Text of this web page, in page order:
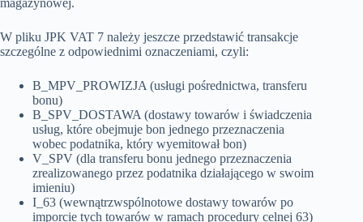
W pliku JPK VAT 7 należy jeszcze przedstawić transakcje
szczególne z odpowiednimi oznaczeniami, czyli:
B_MPV_PROWIZJA (usługi pośrednictwa, transferu
bonu)
B_SPV_DOSTAWA (dostawy towarów i świadczenia
usług, które obejmuje bon jednego przeznaczenia
wobec podatnika, który wyemitował bon)
V_SPV (dla transferu bonu jednego przeznaczenia
zrealizowanego przez podatnika działającego w swoim
imieniu)
I_63 (wewnątrzwspólnotowe dostawy towarów po
imporcie tych towarów w ramach procedury celnej 63)